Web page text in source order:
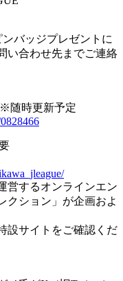
バッジプレゼントに
い合わせ先までご連絡
随時更新予定
営するオンラインエン
クション」が企画およ
設サイトをご確認くだ